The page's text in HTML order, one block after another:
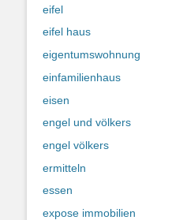
eifel
eifel haus
eigentumswohnung
einfamilienhaus
eisen
engel und völkers
engel völkers
ermitteln
essen
expose immobilien